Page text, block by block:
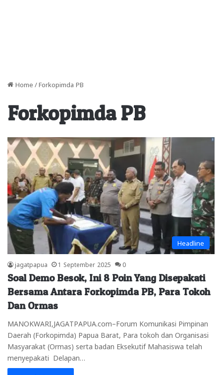
Home / Forkopimda PB
Forkopimda PB
Headline
jagatpapua 1 September 2025 0
Soal Demo Besok, Ini 8 Poin Yang Disepakati
Bersama Antara Forkopimda PB, Para Tokoh
Dan Ormas
MANOKWARI,JAGATPAPUA.com–Forum Komunikasi Pimpinan
Daerah (Forkopimda) Papua Barat, Para tokoh dan Organisasi
Masyarakat (Ormas) serta badan Eksekutif Mahasiswa telah
menyepakati Delapan…